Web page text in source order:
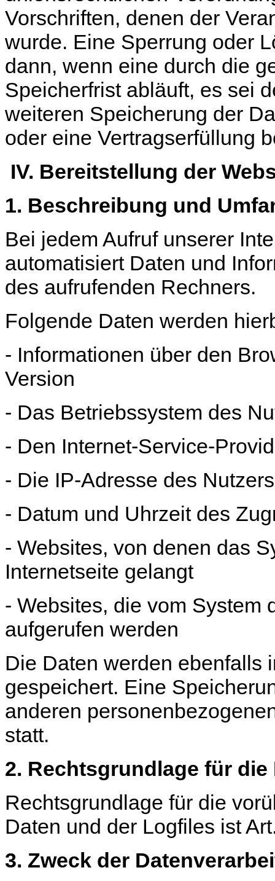
Vorschriften, denen der
wurde. Eine Sperrung oder
dann, wenn eine durch die
Speicherfrist abläuft, es sei
weiteren Speicherung der
oder eine Vertragserfüllung
IV. Bereitstellung der
1. Beschreibung und
Bei jedem Aufruf unserer
automatisiert Daten und
des aufrufenden Rechners.
Folgende Daten werden
- Informationen über den
Version
- Das Betriebssystem des
- Den Internet-Service-
- Die IP-Adresse des Nutzers
- Datum und Uhrzeit des
- Websites, von denen das
Internetseite gelangt
- Websites, die vom System
aufgerufen werden
Die Daten werden ebenfalls
gespeichert. Eine
anderen
statt.
2. Rechtsgrundlage für
Rechtsgrundlage für die
Daten und der Logfiles ist
3. Zweck der